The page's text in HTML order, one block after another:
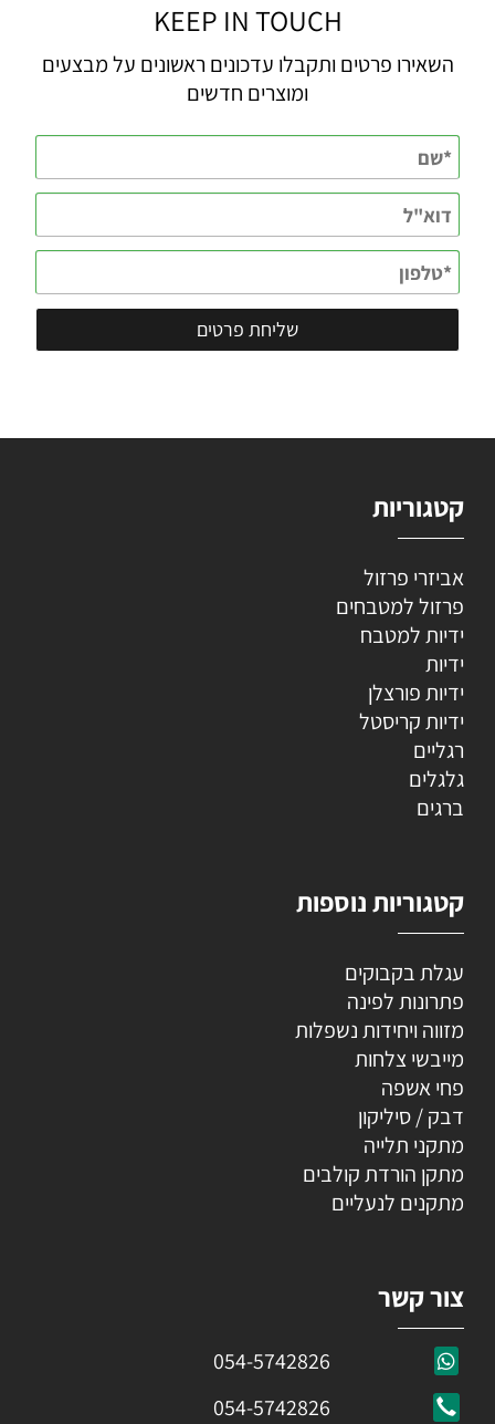
KEEP IN TOUCH
השאירו פרטים ותקבלו עדכונים ראשונים על מבצעים
ומוצרים חדשים
קטגוריות
אביזרי פרזול
פרזול למטבחים
ידיות למטבח
ידיות
ידיות פורצלן
ידיות קריסטל
רגליים
גלגלים
ברגים
קטגוריות נוספות
עגלת בקבוקים
פתרונות לפינה
מזווה ויחידות נשפלות
מייבשי צלחות
פחי אשפה
דבק / סיליקון
מתקני תלייה
מתקן הורדת קולבים
מתקנים לנעליים
צור קשר
054-5742826
054-5742826